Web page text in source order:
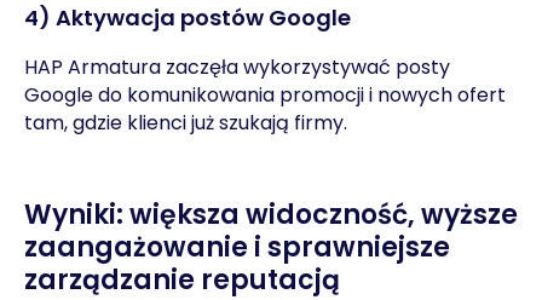
4) Aktywacja postów Google
HAP Armatura zaczęła wykorzystywać posty
Google do komunikowania promocji i nowych ofert
tam, gdzie klienci już szukają firmy.
Wyniki: większa widoczność, wyższe
zaangażowanie i sprawniejsze
zarządzanie reputacją